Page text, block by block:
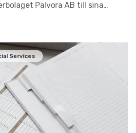
Palvora AB till sina
Services